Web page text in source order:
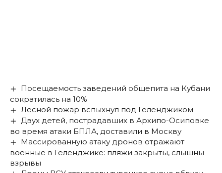
Посещаемость заведений общепита на Кубани
сократилась на 10%
Лесной пожар вспыхнул под Геленджиком
Двух детей, пострадавших в Архипо-Осиповке
во время атаки БПЛА, доставили в Москву
Массированную атаку дронов отражают
военные в Геленджике: пляжи закрыты, слышны
взрывы